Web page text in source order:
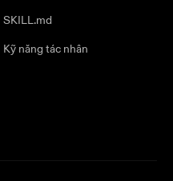
SKILL.md
Kỹ năng tác nhân